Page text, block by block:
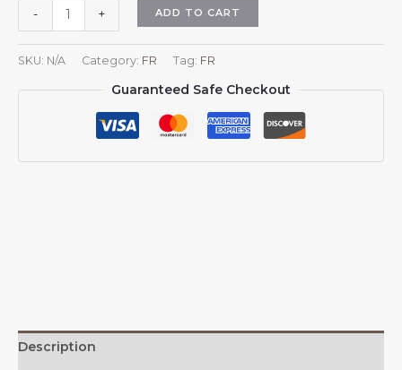
-
en
flanelle
aux
couleurs
+ ADD TO CART
SKU: N/A Category: FR Tag: FR
Guaranteed Safe Checkout
Description